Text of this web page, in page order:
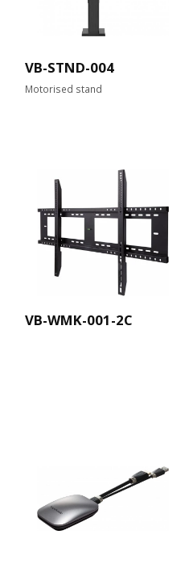
VB-STND-004
Motorised stand
VB-WMK-001-2C